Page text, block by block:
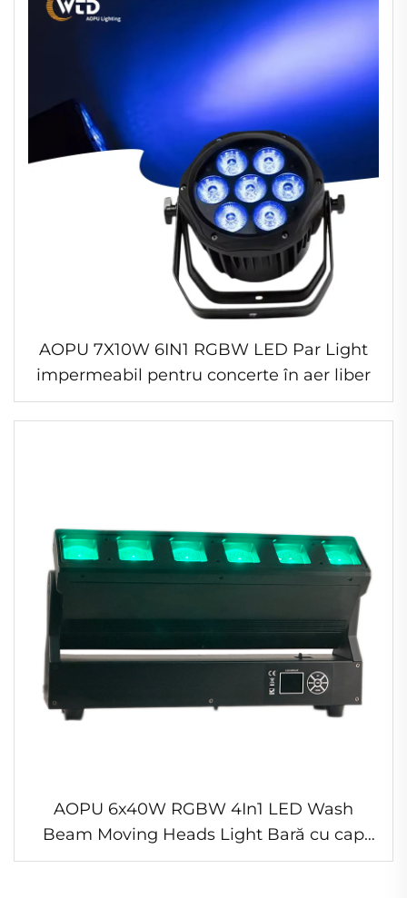
AOPU 7X10W 6IN1 RGBW LED Par Light
impermeabil pentru concerte în aer liber
AOPU 6x40W RGBW 4In1 LED Wash
Beam Moving Heads Light Bară cu cap
mobil de 400W cu funcție de zoom